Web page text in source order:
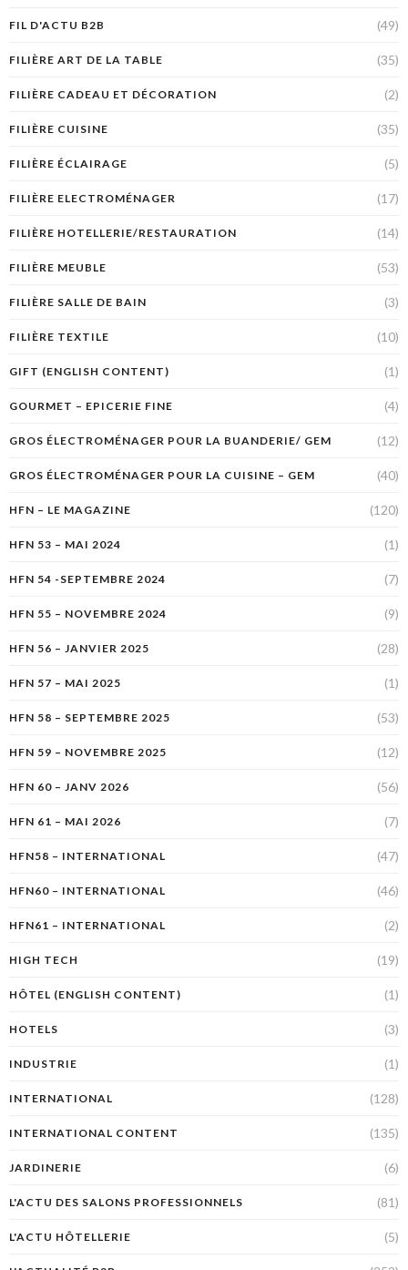
FIL D'ACTU B2B (49)
FILIÈRE ART DE LA TABLE (35)
FILIÈRE CADEAU ET DÉCORATION (2)
FILIÈRE CUISINE (35)
FILIÈRE ÉCLAIRAGE (5)
FILIÈRE ELECTROMÉNAGER (17)
FILIÈRE HOTELLERIE/RESTAURATION (14)
FILIÈRE MEUBLE (53)
FILIÈRE SALLE DE BAIN (3)
FILIÈRE TEXTILE (10)
GIFT (ENGLISH CONTENT) (1)
GOURMET – EPICERIE FINE (4)
GROS ÉLECTROMÉNAGER POUR LA BUANDERIE/ GEM (12)
GROS ÉLECTROMÉNAGER POUR LA CUISINE – GEM (40)
HFN – LE MAGAZINE (120)
HFN 53 – MAI 2024 (1)
HFN 54 -SEPTEMBRE 2024 (7)
HFN 55 – NOVEMBRE 2024 (9)
HFN 56 – JANVIER 2025 (28)
HFN 57 – MAI 2025 (1)
HFN 58 – SEPTEMBRE 2025 (53)
HFN 59 – NOVEMBRE 2025 (12)
HFN 60 – JANV 2026 (56)
HFN 61 – MAI 2026 (7)
HFN58 – INTERNATIONAL (47)
HFN60 – INTERNATIONAL (46)
HFN61 – INTERNATIONAL (2)
HIGH TECH (19)
HÔTEL (ENGLISH CONTENT) (1)
HOTELS (3)
INDUSTRIE (1)
INTERNATIONAL (128)
INTERNATIONAL CONTENT (135)
JARDINERIE (6)
L'ACTU DES SALONS PROFESSIONNELS (81)
L'ACTU HÔTELLERIE (5)